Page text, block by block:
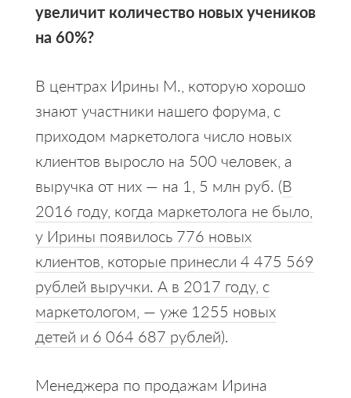
увеличит количество новых учеников
на 60%?
В центрах Ирины М., которую хорошо
знают участники нашего форума, с
приходом маркетолога число новых
клиентов выросло на 500 человек, а
выручка от них — на 1, 5 млн руб. (В
2016 году, когда маркетолога не было,
у Ирины появилось 776 новых
клиентов, которые принесли 4 475 569
рублей выручки. А в 2017 году, с
маркетологом, — уже 1255 новых
детей и 6 064 687 рублей).
Менеджера по продажам Ирина